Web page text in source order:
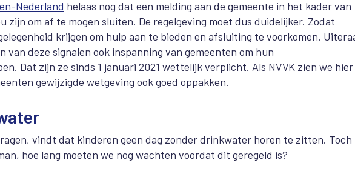
Nederland helaas nog dat een melding aan de gemeente in het kader van
zijn om af te mogen sluiten. De regelgeving moet dus duidelijker. Zodat
krijgen om hulp aan te bieden en afsluiting te voorkomen.
deze signalen ook inspanning van gemeenten om hun
Dat zijn ze sinds 1 januari 2021 wettelijk verplicht. Als NVVK zien we
gewijzigde wetgeving ook goed oppakken.
vindt dat kinderen geen dag zonder drinkwater horen te zitten. Toch
hoe lang moeten we nog wachten voordat dit geregeld is?